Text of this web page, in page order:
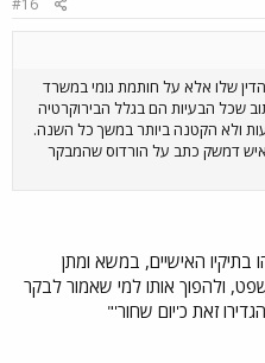
שלו אלא על חותמת גומי במשרד
שכל הבעיות הם בגלל הבירוקרטיה
ולא הקטנה ביותר במשך כל השנה.
דמשק כתב על הורדוס שהמבקר
האישיים, במשא ומתן
ולהפוך אותו למי שאמור לבקר
זאת כ'יום שחור'"